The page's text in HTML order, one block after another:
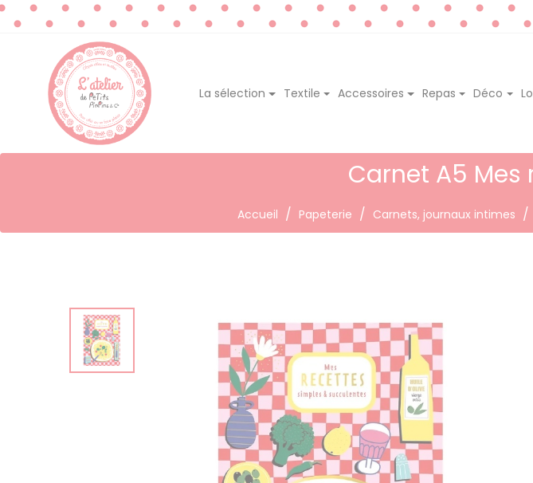
La sélection Textile Accessoires Repas Déco
Carnet A5
Accueil Papeterie Carnets, journaux intimes